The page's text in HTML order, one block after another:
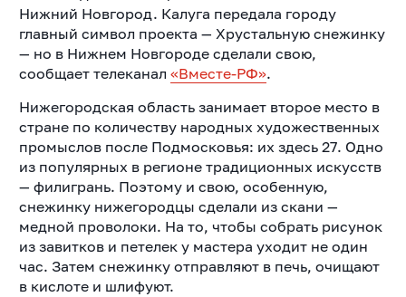
Нижний Новгород. Калуга передала городу
главный символ проекта — Хрустальную снежинку
— но в Нижнем Новгороде сделали свою,
сообщает телеканал «Вместе-РФ».
Нижегородская область занимает второе место в
стране по количеству народных художественных
промыслов после Подмосковья: их здесь 27. Одно
из популярных в регионе традиционных искусств
— филигрань. Поэтому и свою, особенную,
снежинку нижегородцы сделали из скани —
медной проволоки. На то, чтобы собрать рисунок
из завитков и петелек у мастера уходит не один
час. Затем снежинку отправляют в печь, очищают
в кислоте и шлифуют.